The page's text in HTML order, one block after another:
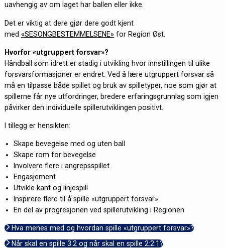
uavhengig av om laget har ballen eller ikke.
Det er viktig at dere gjør dere godt kjent
med «SESONGBESTEMMELSENE» for Region Øst.
Hvorfor «utgruppert forsvar»?
Håndball som idrett er stadig i utvikling hvor innstillingen til ulike
forsvarsformasjoner er endret. Ved å lære utgruppert forsvar så
må en tilpasse både spillet og bruk av spilletyper, noe som gjør at
spillerne får nye utfordringer, bredere erfaringsgrunnlag som igjen
påvirker den individuelle spillerutviklingen positivt.
I tillegg er hensikten:
Skape bevegelse med og uten ball
Skape rom for bevegelse
Involvere flere i angrepsspillet
Engasjement
Utvikle kant og linjespill
Inspirere flere til å spille «utgruppert forsvar»
En del av progresjonen ved spillerutvikling i Regionen
Hva menes med og hvordan spille «utgruppert forsvar»?
Når skal en spille 3:2 og når skal en spille 2:2:1?